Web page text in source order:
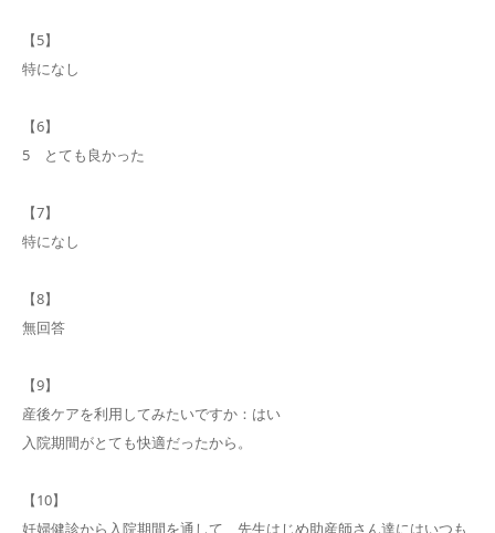
【5】
特になし
【6】
5 とても良かった
【7】
特になし
【8】
無回答
【9】
産後ケアを利用してみたいですか：はい
入院期間がとても快適だったから。
【10】
妊婦健診から入院期間を通して、先生はじめ助産師さん達にはいつも